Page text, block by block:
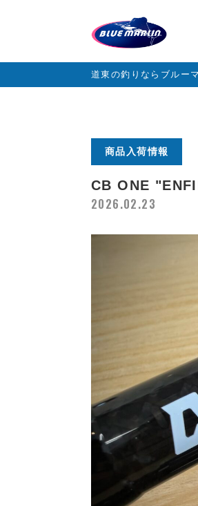
道東の釣りならブルー
商品入荷情報
CB ONE
2026.02.23